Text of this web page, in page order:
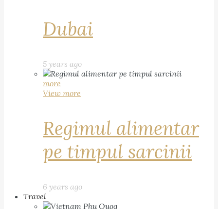
Dubai
5 years ago
more
View more
Regimul alimentar
pe timpul sarcinii
6 years ago
Travel